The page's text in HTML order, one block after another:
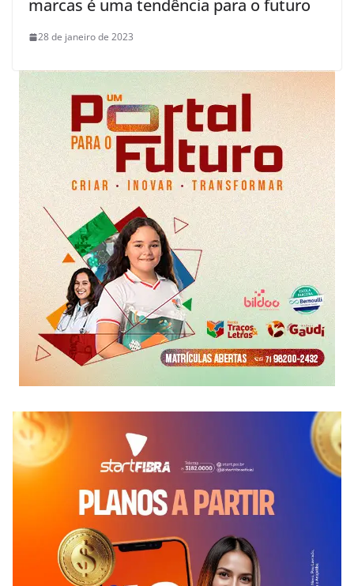
marcas é uma tendência para o futuro
28 de janeiro de 2023